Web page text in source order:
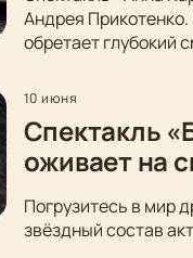
Андрея
обретает глубокий
10 июня
Спектакль
оживает на
Погрузитесь в мир
звёздный состав